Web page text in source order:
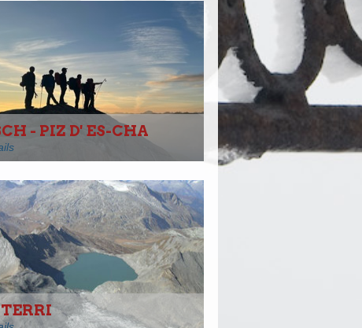
- PIZ D' ES-CHA